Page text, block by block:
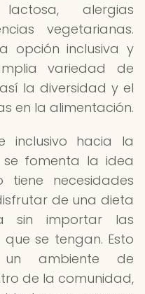
alergias
vegetarianas.
opción inclusiva y
variedad de
la diversidad y el
en la alimentación.
inclusivo hacia la
se fomenta la idea
necesidades
de una dieta
sin importar las
se tengan. Esto
ambiente de
de la comunidad,